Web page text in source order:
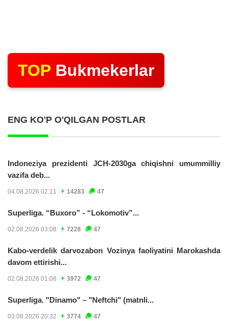
TOP Bukmekerlar
ENG KO'P O'QILGAN POSTLAR
Indoneziya prezidenti JCH-2030ga chiqishni umummilliy
vazifa deb...
04.08.2026 02:11 14283 47
Superliga. “Buxoro” - “Lokomotiv”...
02.08.2026 03:08 7228 47
Kabo-verdelik darvozabon Vozinya faoliyatini Marokashda
davom ettirishi...
02.08.2026 01:08 3972 47
Superliga. "Dinamo" – "Neftchi" (matnli...
03.08.2026 20:32 3774 47